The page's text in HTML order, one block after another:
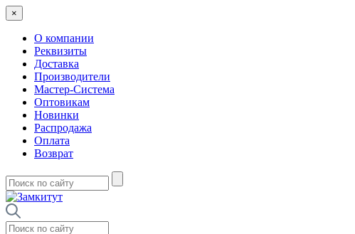
×
О компании
Реквизиты
Доставка
Производители
Мастер-Система
Оптовикам
Новинки
Распродажа
Оплата
Возврат